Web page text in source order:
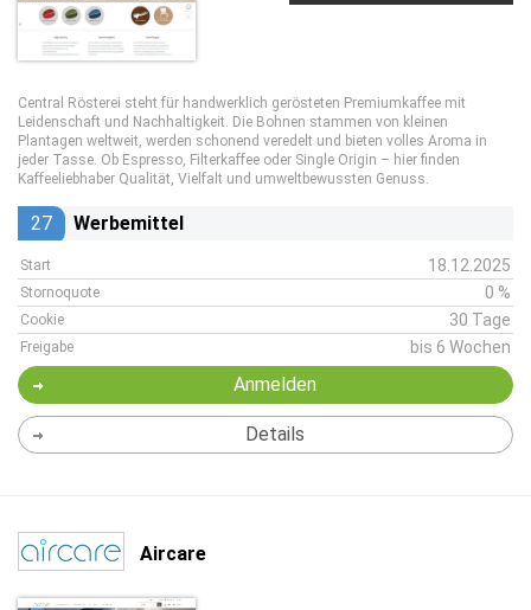
Central Rösterei steht für handwerklich gerösteten Premiumkaffee mit
Leidenschaft und Nachhaltigkeit. Die Bohnen stammen von kleinen
Plantagen weltweit, werden schonend veredelt und bieten volles Aroma in
jeder Tasse. Ob Espresso, Filterkaffee oder Single Origin – hier finden
Kaffeeliebhaber Qualität, Vielfalt und umweltbewussten Genuss.
27 Werbemittel
Start 18.12.2025
Stornoquote 0 %
Cookie 30 Tage
Freigabe bis 6 Wochen
Anmelden
Details
Aircare